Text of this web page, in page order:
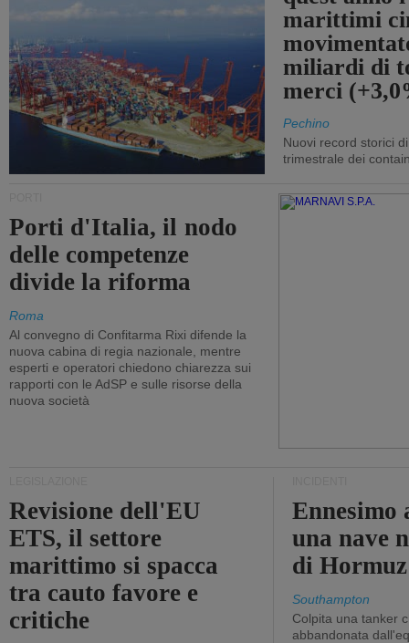
marittimi
miliardi di
merci
Pechino
Nuovi record storici
trimestrale dei
Porti d'Italia, il nodo
delle competenze
divide la riforma
Roma
Al convegno di Confitarma Rixi difende la
nuova cabina di regia nazionale, mentre
esperti e operatori chiedono chiarezza sui
rapporti con le AdSP e sulle risorse della
nuova società
Revisione dell'EU
ETS, il settore
marittimo si spacca
tra cauto favore e
critiche
Ennesimo
una nave
di Hormuz
Southampton
Colpita una tanker
abbandonata